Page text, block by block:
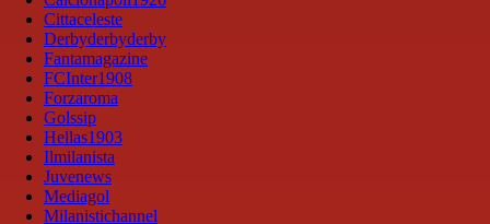
Cittaceleste
Derbyderbyderby
Fantamagazine
FCInter1908
Forzaroma
Golssip
Hellas1903
Ilmilanista
Juvenews
Mediagol
Milanistichannel